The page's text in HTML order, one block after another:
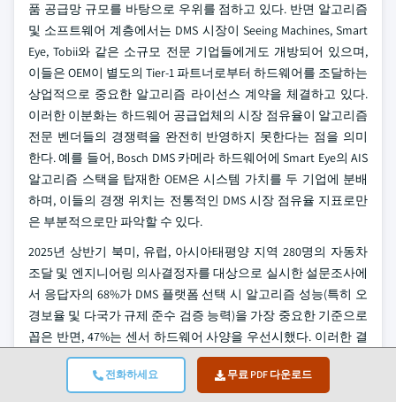
전화하세요 무료 PDF 다운로드
품 공급망 규모를 바탕으로 우위를 점하고 있다. 반면 알고리즘
및 소프트웨어 계층에서는 DMS 시장이 Seeing Machines, Smart
Eye, Tobii와 같은 소규모 전문 기업들에게도 개방되어 있으며,
이들은 OEM이 별도의 Tier-1 파트너로부터 하드웨어를 조달하는
상업적으로 중요한 알고리즘 라이선스 계약을 체결하고 있다.
이러한 이분화는 하드웨어 공급업체의 시장 점유율이 알고리즘
전문 벤더들의 경쟁력을 완전히 반영하지 못한다는 점을 의미
한다. 예를 들어, Bosch DMS 카메라 하드웨어에 Smart Eye의 AIS
알고리즘 스택을 탑재한 OEM은 시스템 가치를 두 기업에 분배
하며, 이들의 경쟁 위치는 전통적인 DMS 시장 점유율 지표로만
은 부분적으로만 파악할 수 있다.
2025년 상반기 북미, 유럽, 아시아태평양 지역 280명의 자동차
조달 및 엔지니어링 의사결정자를 대상으로 실시한 설문조사에
서 응답자의 68%가 DMS 플랫폼 선택 시 알고리즘 성능(특히 오
경보율 및 다국가 규제 준수 검증 능력)을 가장 중요한 기준으로
꼽은 반면, 47%는 센서 하드웨어 사양을 우선시했다. 이러한 결
과는 경쟁 우위의 변화가 하드웨어 공급 측면에서 알고리즘의
정교함과 규제 준수 범위로 이동하고 있음을 보여주는 가시적